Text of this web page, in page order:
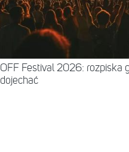
OFF Festival 2026: rozpiska
dojechać